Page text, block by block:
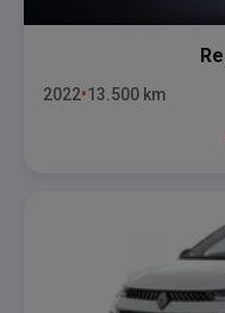
2022 13.500 km